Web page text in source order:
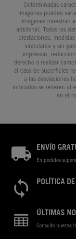
Determinadas
imágenes pueden
imágenes muestran
adicional. Todos los
prestaciones,
vinculante y sin
impresión,
derecho a realizar
el caso de superficies
a las desviaciones
indicados se refieren al
en el
ENVÍO
En pedidos
POLÍTICA
ÚLTIMAS
Consulta nuestra